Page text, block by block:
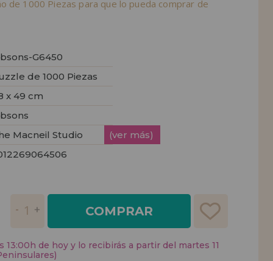
de 1000 Piezas para que lo pueda comprar de
G6450
de 1000 Piezas
x 49 cm
Macneil Studio
(ver más)
COMPRAR
13:00h de hoy y lo recibirás a partir del martes 11